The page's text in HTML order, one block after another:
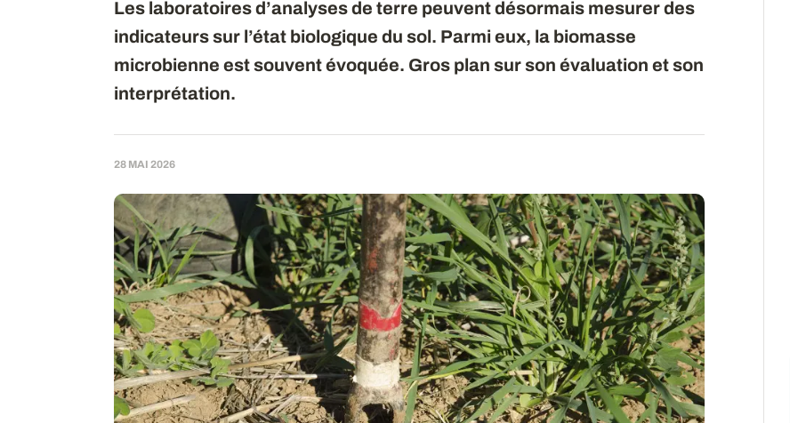
Les laboratoires d’analyses de terre peuvent désormais mesurer des
indicateurs sur l’état biologique du sol. Parmi eux, la biomasse
microbienne est souvent évoquée. Gros plan sur son évaluation et son
interprétation.
28 MAI 2026